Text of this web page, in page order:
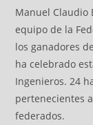
Manuel Claudio
equipo de la
los ganadores
ha celebrado
Ingenieros. 24
pertenecientes
federados.